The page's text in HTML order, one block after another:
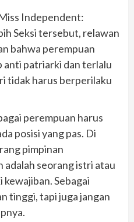
Independent:
Seksi tersebut, relawan
bahwa perempuan
anti patriarki dan terlalu
tidak harus berperilaku
perempuan harus
posisi yang pas. Di
pimpinan
adalah seorang istri atau
kewajiban. Sebagai
tinggi, tapi juga jangan